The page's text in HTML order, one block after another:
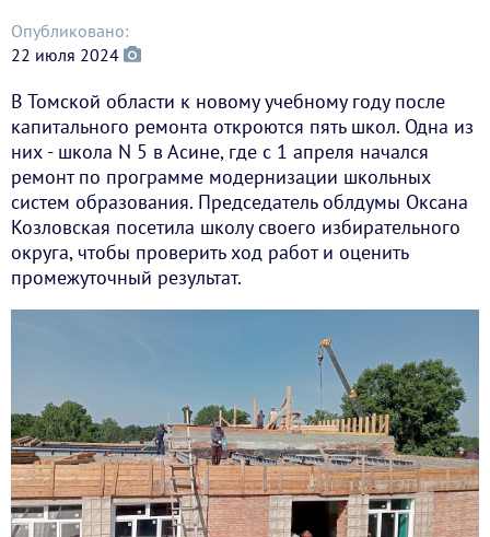
Опубликовано:
22 июля 2024
В Томской области к новому учебному году после
капитального ремонта откроются пять школ. Одна из
них - школа N 5 в Асине, где с 1 апреля начался
ремонт по программе модернизации школьных
систем образования. Председатель облдумы Оксана
Козловская посетила школу своего избирательного
округа, чтобы проверить ход работ и оценить
промежуточный результат.